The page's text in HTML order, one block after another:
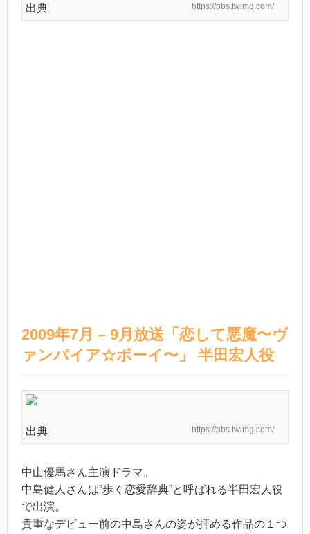
出典 https://pbs.twimg.com/
2009年7月 – 9月放送「恋して悪魔〜ヴ
ァンパイア☆ボーイ〜」 半田宏人役
出典 https://pbs.twimg.com/
中山優馬さん主演ドラマ。
中島健人さんは”歩く恋愛辞典”と呼ばれる半田宏人役
で出演。
貴重なデビュー前の中島さんの姿が拝める作品の１つ